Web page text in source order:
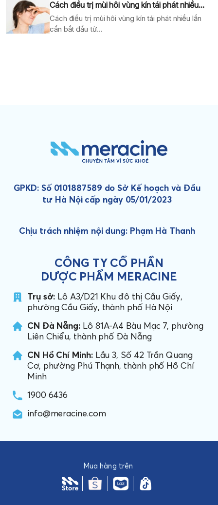
Cách điều trị mùi hôi vùng kín tái phát nhiều...
Cách điều trị mùi hôi vùng kín tái phát nhiều lần
cần bắt đầu từ...
GPKD: Số 0101887589 do Sở Kế hoạch và Đầu
tư Hà Nội cấp ngày 05/01/2023
Chịu trách nhiệm nội dung: Phạm Hà Thanh
CÔNG TY CỔ PHẦN
DƯỢC PHẨM MERACINE
Trụ sở: Lô A3/D21 Khu đô thị Cầu Giấy,
phường Cầu Giấy, thành phố Hà Nội
CN Đà Nẵng: Lô 81A-A4 Bàu Mạc 7, phường
Liên Chiểu, thành phố Đà Nẵng
CN Hồ Chí Minh:Lầu 3, Số 42 Trần Quang
Cơ, phường Phú Thạnh, thành phố Hồ Chí
Minh
1900 6436
info@meracine.com
Mua hàng trên